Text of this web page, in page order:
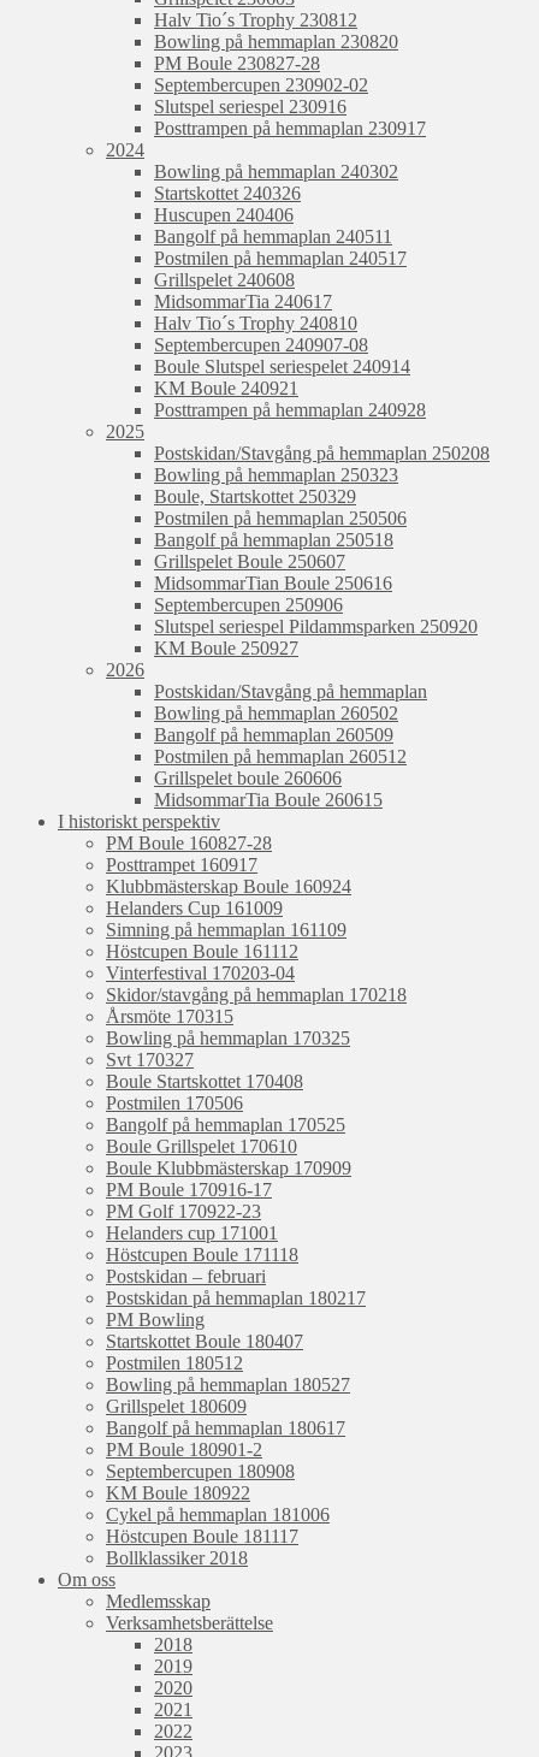
Halv Tio´s Trophy 230812
Bowling på hemmaplan 230820
PM Boule 230827-28
Septembercupen 230902-02
Slutspel seriespel 230916
Posttrampen på hemmaplan 230917
2024
Bowling på hemmaplan 240302
Startskottet 240326
Huscupen 240406
Bangolf på hemmaplan 240511
Postmilen på hemmaplan 240517
Grillspelet 240608
MidsommarTia 240617
Halv Tio´s Trophy 240810
Septembercupen 240907-08
Boule Slutspel seriespelet 240914
KM Boule 240921
Posttrampen på hemmaplan 240928
2025
Postskidan/Stavgång på hemmaplan 250208
Bowling på hemmaplan 250323
Boule, Startskottet 250329
Postmilen på hemmaplan 250506
Bangolf på hemmaplan 250518
Grillspelet Boule 250607
MidsommarTian Boule 250616
Septembercupen 250906
Slutspel seriespel Pildammsparken 250920
KM Boule 250927
2026
Postskidan/Stavgång på hemmaplan
Bowling på hemmaplan 260502
Bangolf på hemmaplan 260509
Postmilen på hemmaplan 260512
Grillspelet boule 260606
MidsommarTia Boule 260615
I historiskt perspektiv
PM Boule 160827-28
Posttrampet 160917
Klubbmästerskap Boule 160924
Helanders Cup 161009
Simning på hemmaplan 161109
Höstcupen Boule 161112
Vinterfestival 170203-04
Skidor/stavgång på hemmaplan 170218
Årsmöte 170315
Bowling på hemmaplan 170325
Svt 170327
Boule Startskottet 170408
Postmilen 170506
Bangolf på hemmaplan 170525
Boule Grillspelet 170610
Boule Klubbmästerskap 170909
PM Boule 170916-17
PM Golf 170922-23
Helanders cup 171001
Höstcupen Boule 171118
Postskidan – februari
Postskidan på hemmaplan 180217
PM Bowling
Startskottet Boule 180407
Postmilen 180512
Bowling på hemmaplan 180527
Grillspelet 180609
Bangolf på hemmaplan 180617
PM Boule 180901-2
Septembercupen 180908
KM Boule 180922
Cykel på hemmaplan 181006
Höstcupen Boule 181117
Bollklassiker 2018
Om oss
Medlemsskap
Verksamhetsberättelse
2018
2019
2020
2021
2022
2023